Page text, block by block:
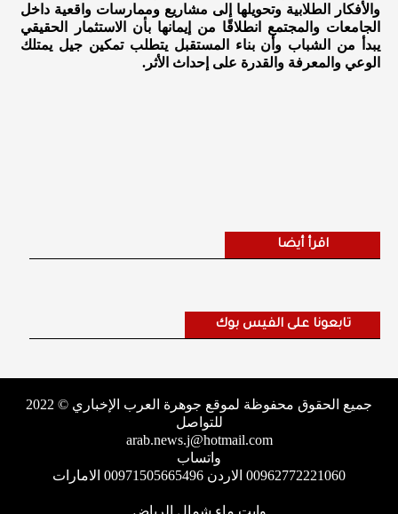
والأفكار الطلابية وتحويلها إلى مشاريع وممارسات واقعية داخل
الجامعات والمجتمع انطلاقًا من إيمانها بأن الاستثمار الحقيقي
يبدأ من الشباب وأن بناء المستقبل يتطلب تمكين جيل يمتلك
الوعي والمعرفة والقدرة على إحداث الأثر.
اقرأ أيضا
تابعونا على الفيس بوك
جميع الحقوق محفوظة لموقع جوهرة العرب الإخباري © 2022
للتواصل
arab.news.j@hotmail.com
واتساب
00962772221060 الاردن 00971505665496 الامارات
وايت ماء شمال الرياض